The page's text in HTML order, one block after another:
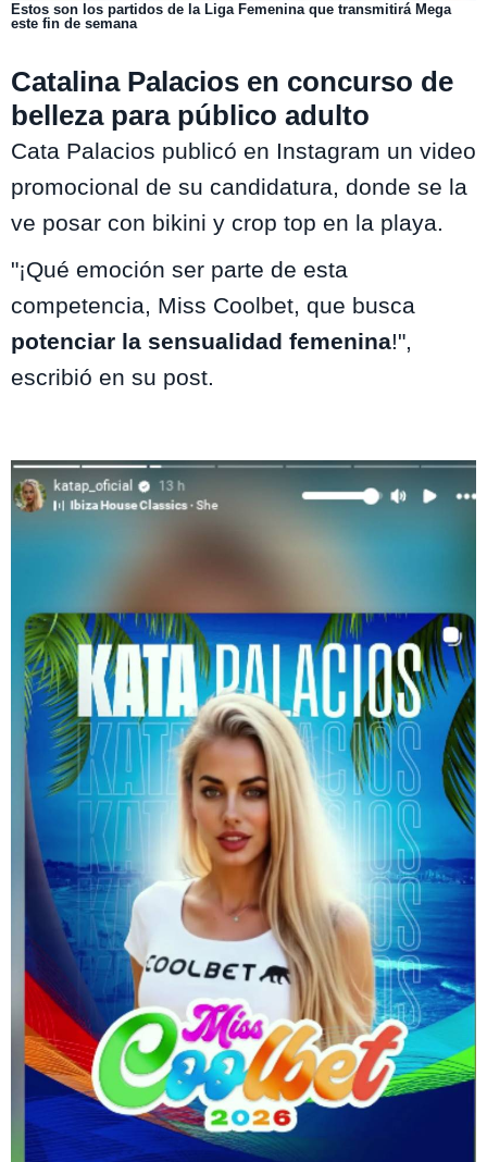
Estos son los partidos de la Liga Femenina que transmitirá Mega
este fin de semana
Catalina Palacios en concurso de
belleza para público adulto
Cata Palacios publicó en Instagram un video
promocional de su candidatura, donde se la
ve posar con bikini y crop top en la playa.
"¡Qué emoción ser parte de esta
competencia, Miss Coolbet, que busca
potenciar la sensualidad femenina!",
escribió en su post.